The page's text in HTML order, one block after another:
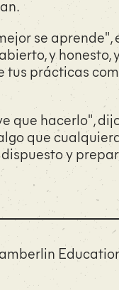
se aprende",
y honesto,
tus prácticas
que hacerlo",
que
y